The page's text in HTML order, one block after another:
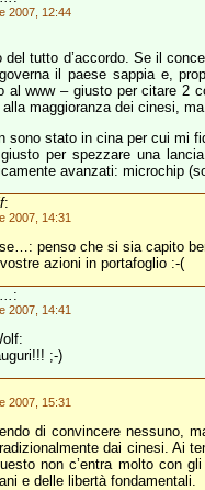
2007, 12:44
del tutto d’accordo. Se il
il paese sappia e,
al www – giusto per citare
alla maggioranza dei cinesi,
sono stato in cina per cui mi
per spezzare una
avanzati: microchip
:
2007, 14:31
penso che si sia capito
azioni in portafoglio :-(
:
2007, 14:41
;-)
2007, 15:31
di convincere nessuno,
dai cinesi. Ai
non c’entra molto con
e delle libertà fondamentali.